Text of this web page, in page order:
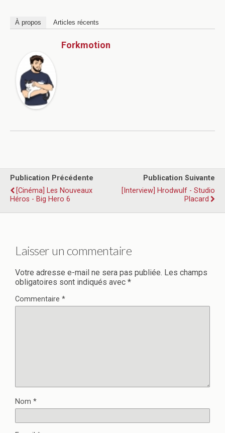
À propos Articles récents
Forkmotion
Publication Précédente
[Cinéma] Les Nouveaux
Héros - Big Hero 6
Publication Suivante
[Interview] Hrodwulf - Studio
Placard
Laisser un commentaire
Votre adresse e-mail ne sera pas publiée. Les champs
obligatoires sont indiqués avec *
Commentaire *
Nom *